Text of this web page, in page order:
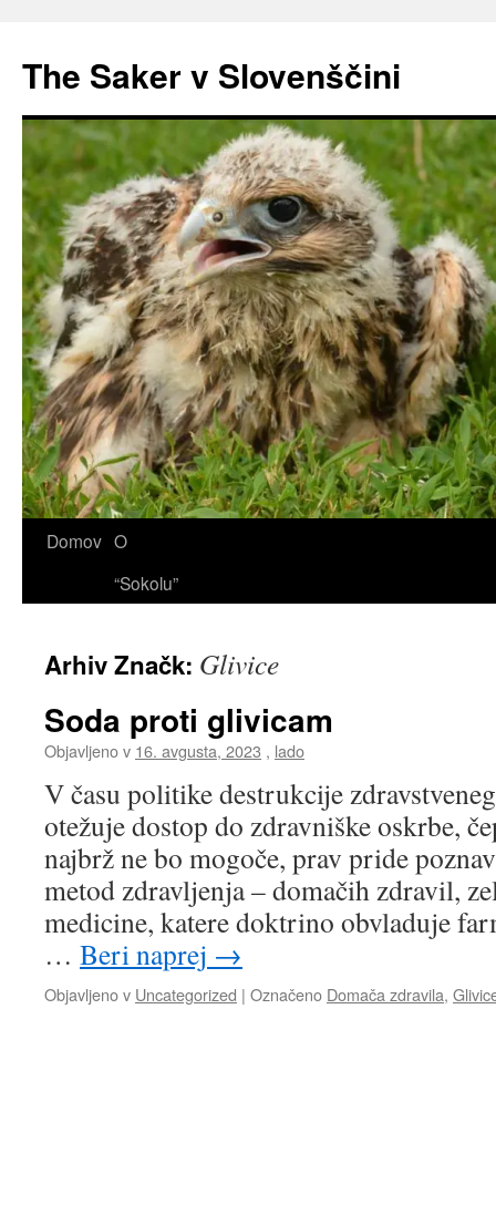
vsebino
The Saker v Slovenščini
Domov O
“Sokolu”
Arhiv Značk: Glivice
Soda proti glivicam
Objavljeno v 16. avgusta, 2023 , lado
V času politike destrukcije
otežuje dostop do zdravniške oskrbe,
najbrž ne bo mogoče, prav pride
metod zdravljenja – domačih zdravil,
medicine, katere doktrino obvladuje
… Beri naprej →
Objavljeno v Uncategorized | Označeno Domača zdravila,